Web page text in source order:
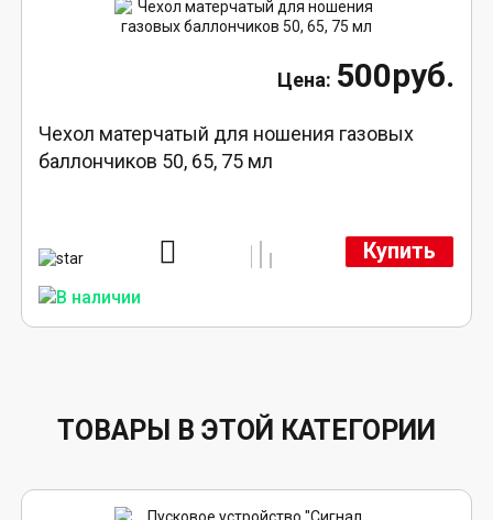
500руб.
Чехол матерчатый для ношения газовых
баллончиков 50, 65, 75 мл
Купить
ТОВАРЫ В ЭТОЙ КАТЕГОРИИ